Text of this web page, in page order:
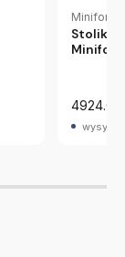
Miniforms
Stolik
4924.00